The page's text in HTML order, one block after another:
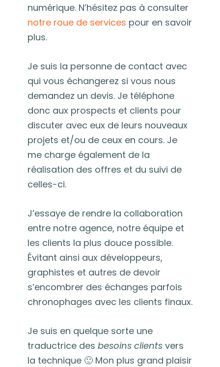
numérique. N’hésitez pas à consulter
notre roue de services pour en savoir
plus.
Je suis la personne de contact avec
qui vous échangerez si vous nous
demandez un devis. Je téléphone
donc aux prospects et clients pour
discuter avec eux de leurs nouveaux
projets et/ou de ceux en cours. Je
me charge également de la
réalisation des offres et du suivi de
celles-ci.
J’essaye de rendre la collaboration
entre notre agence, notre équipe et
les clients la plus douce possible.
Évitant ainsi aux développeurs,
graphistes et autres de devoir
s’encombrer des échanges parfois
chronophages avec les clients finaux.
Je suis en quelque sorte une
traductrice des besoins clientsvers
la technique 🙂 Mon plus grand plaisir